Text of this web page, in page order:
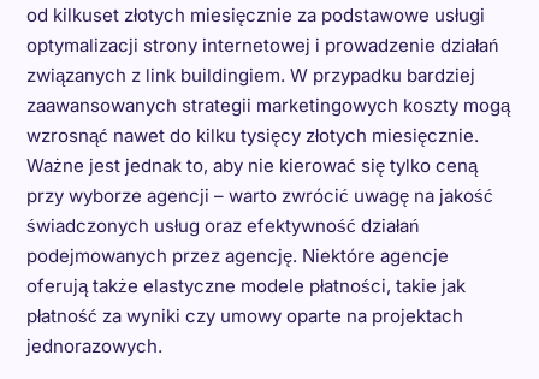
od kilkuset złotych miesięcznie za podstawowe usługi
optymalizacji strony internetowej i prowadzenie działań
związanych z link buildingiem. W przypadku bardziej
zaawansowanych strategii marketingowych koszty mogą
wzrosnąć nawet do kilku tysięcy złotych miesięcznie.
Ważne jest jednak to, aby nie kierować się tylko ceną
przy wyborze agencji – warto zwrócić uwagę na jakość
świadczonych usług oraz efektywność działań
podejmowanych przez agencję. Niektóre agencje
oferują także elastyczne modele płatności, takie jak
płatność za wyniki czy umowy oparte na projektach
jednorazowych.